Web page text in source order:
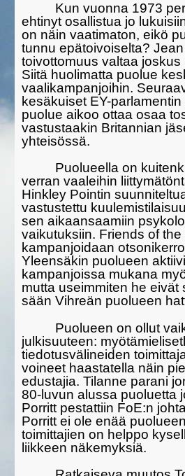
Kun vuonna 1973
ehtinyt osallistua jo
on näin vaatimaton, eikö
tunnu epätoivoi­selta?
toivottomuus valtaa
Siitä huolimatta puolue
vaalikam­panjoihin.
kesäkuiset EY-
puolue aikoo ottaa osaa
vastustaakin Britan­ni­an
yhteisössä.
Puolueella on
verran vaaleihin
Hinkley Pointin
vastustettu
sen aikaansaamiin
vaikutuksiin. Friends of
kam­panjoidaan
Yleensäkin puolueen
kampan­jois­sa muka­na
mutta useimmiten he
sään Vihreän puolueen
Puolueen on ollut
julkisuuteen:
tiedotusvälineiden
voineet haastatella näin
edustajia. Tilanne parani
80-luvun alussa puoluetta
Porritt pestattiin FoE:n
Porritt ei ole enää
toimittajien on helppo
liikkeen näkemyksiä.